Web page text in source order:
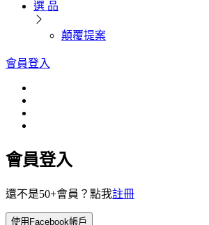
選 品
顛覆提案
會員登入
會員登入
還不是50+會員？點我註冊
使用Facebook帳戶